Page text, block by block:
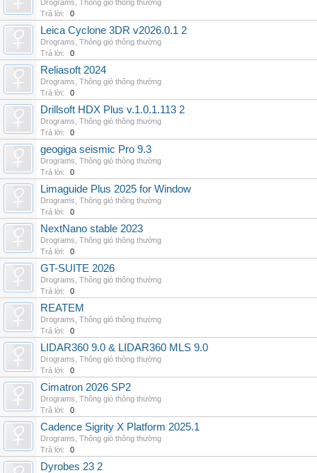
Drograms Thông gió thông thường
Trả lời:
0
Leica Cyclone 3DR v2026.0.1 2
Drograms Thông gió thông thường
Trả lời:
0
Reliasoft 2024
Drograms Thông gió thông thường
Trả lời:
0
Drillsoft HDX Plus v.1.0.1.113 2
Drograms Thông gió thông thường
Trả lời:
0
geogiga seismic Pro 9.3
Drograms Thông gió thông thường
Trả lời:
0
Limaguide Plus 2025 for Window
Drograms Thông gió thông thường
Trả lời:
0
NextNano stable 2023
Drograms Thông gió thông thường
Trả lời:
0
GT-SUITE 2026
Drograms Thông gió thông thường
Trả lời:
0
REATEM
Drograms Thông gió thông thường
Trả lời:
0
LIDAR360 9.0 & LIDAR360 MLS 9.0
Drograms Thông gió thông thường
Trả lời:
0
Cimatron 2026 SP2
Drograms Thông gió thông thường
Trả lời:
0
Cadence Sigrity X Platform 2025.1
Drograms Thông gió thông thường
Trả lời:
0
Dyrobes 23 2